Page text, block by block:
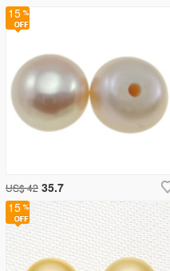
15
15
US$ 42 35.7